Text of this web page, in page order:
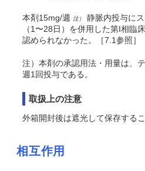
本剤15mg/週 注）
静脈内投与に
（1〜28日）を併用した第I相臨
認められなかった。［7.1参照］
注）本剤の承認用法・用量は、
週1回投与である。
取扱上の注意
外箱開封後は遮光して保存するこ
相互作用